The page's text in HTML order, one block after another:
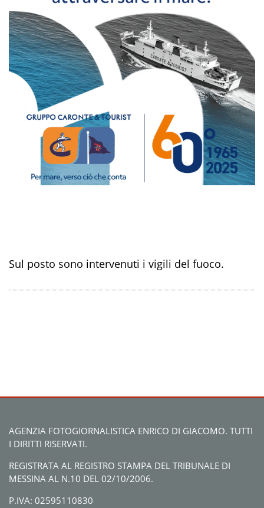
Sul posto sono intervenuti i vigili del fuoco.
AGENZIA FOTOGIORNALISTICA ENRICO DI GIACOMO. TUTTI
I DIRITTI RISERVATI.
REGISTRATA AL REGISTRO STAMPA DEL TRIBUNALE DI
MESSINA AL N.10 DEL 02/10/2006.
P.IVA: 02595110830